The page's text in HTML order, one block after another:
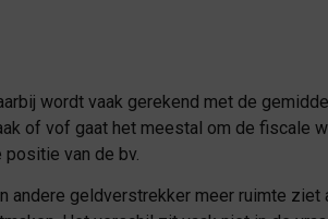
wordt vaak gerekend met de
of vof gaat het meestal om de fiscale
positie van de bv.
andere geldverstrekker meer ruimte ziet